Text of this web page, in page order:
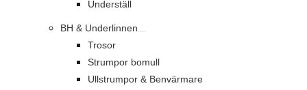
Underställ
BH & Underlinnen
Trosor
Strumpor bomull
Ullstrumpor & Benvärmare